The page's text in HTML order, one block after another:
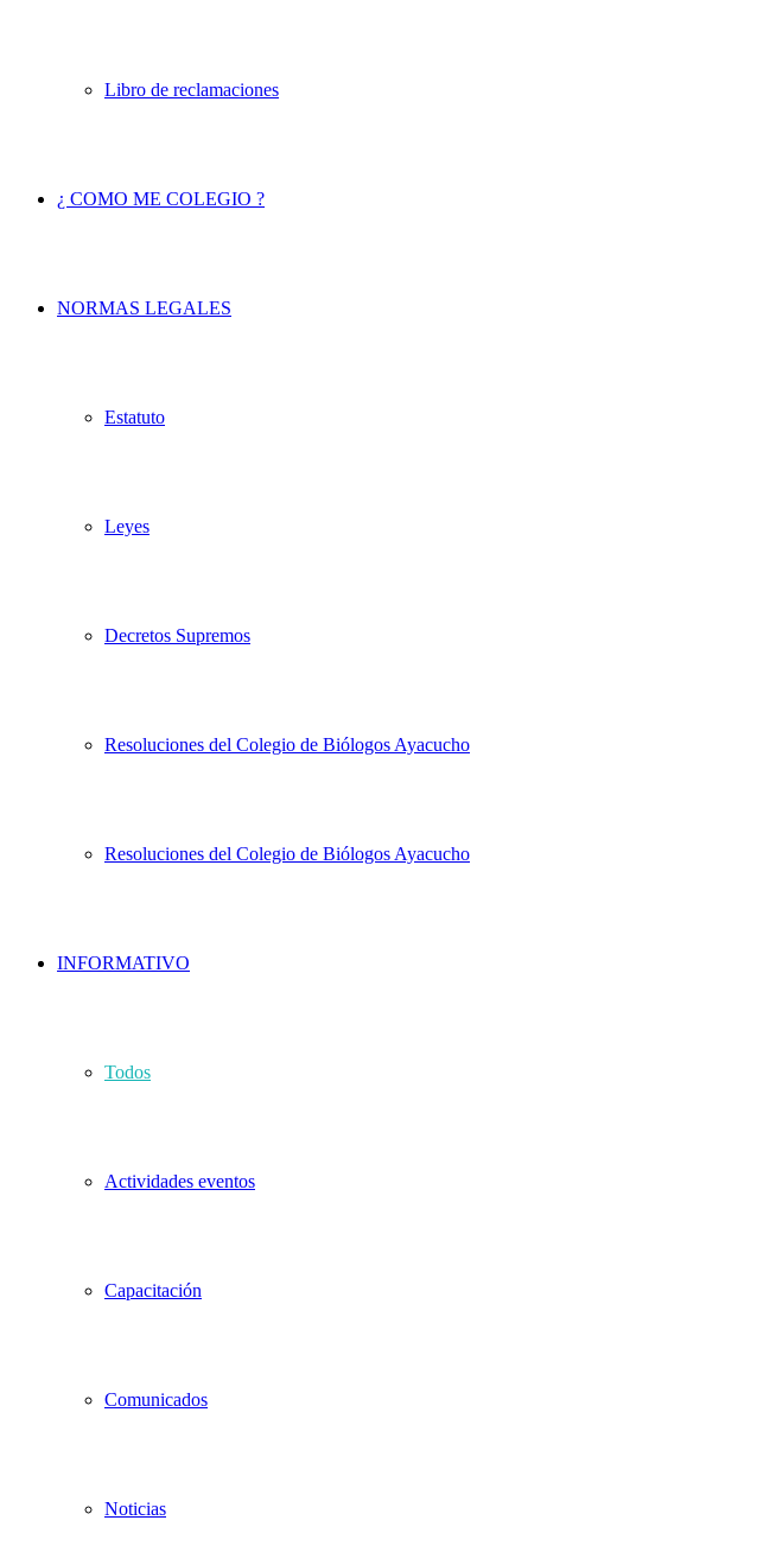
Libro de reclamaciones
¿ COMO ME COLEGIO ?
NORMAS LEGALES
Estatuto
Leyes
Decretos Supremos
Resoluciones del Colegio de Biólogos Ayacucho
Resoluciones del Colegio de Biólogos Ayacucho
INFORMATIVO
Todos
Actividades eventos
Capacitación
Comunicados
Noticias